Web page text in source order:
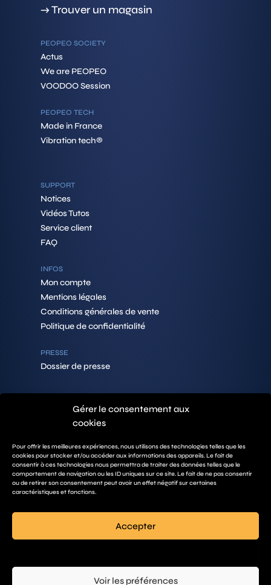
Gérer le consentement aux
cookies
Pour offrir les meilleures expériences, nous utilisons des technologies telles que les
cookies pour stocker et/ou accéder aux informations des appareils. Le fait de
consentir à ces technologies nous permettra de traiter des données telles que le
comportement de navigation ou les ID uniques sur ce site. Le fait de ne pas consentir
ou de retirer son consentement peut avoir un effet négatif sur certaines
caractéristiques et fonctions.
Accepter
Voir les préférences
→ Trouver un magasin
PEOPEO SOCIETY
Actus
We are PEOPEO
VOODOO Session
PEOPEO TECH
Made in France
Vibration tech®
SUPPORT
Notices
Vidéos Tutos
Service client
FAQ
INFOS
Mon compte
Mentions légales
Conditions générales de vente
Politique de confidentialité
PRESSE
Dossier de presse
CONTACTS
PEOPEO SA
FRANCE
+33 (0)7 67 20 22 79
contact@peopeo.io
DOCUMENTS
Catalogue PEOPEO
Kit Web